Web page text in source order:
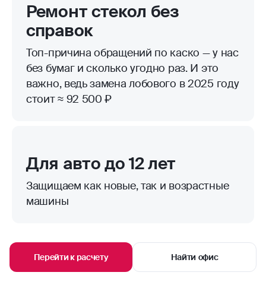
Ремонт стекол без
справок
Топ-причина обращений по каско — у нас
без бумаг и сколько угодно раз. И это
важно, ведь замена лобового в 2025 году
стоит ≈ 92 500 ₽
Для авто до 12 лет
Защищаем как новые, так и возрастные
машины
Перейти к расчету Найти офис